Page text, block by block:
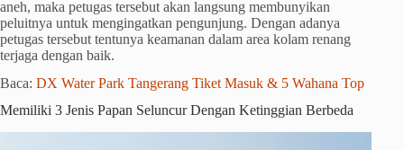
aneh, maka petugas tersebut akan langsung membunyikan
peluitnya untuk mengingatkan pengunjung. Dengan adanya
petugas tersebut tentunya keamanan dalam area kolam renang
terjaga dengan baik.
Baca: DX Water Park Tangerang Tiket Masuk & 5 Wahana Top
Memiliki 3 Jenis Papan Seluncur Dengan Ketinggian Berbeda